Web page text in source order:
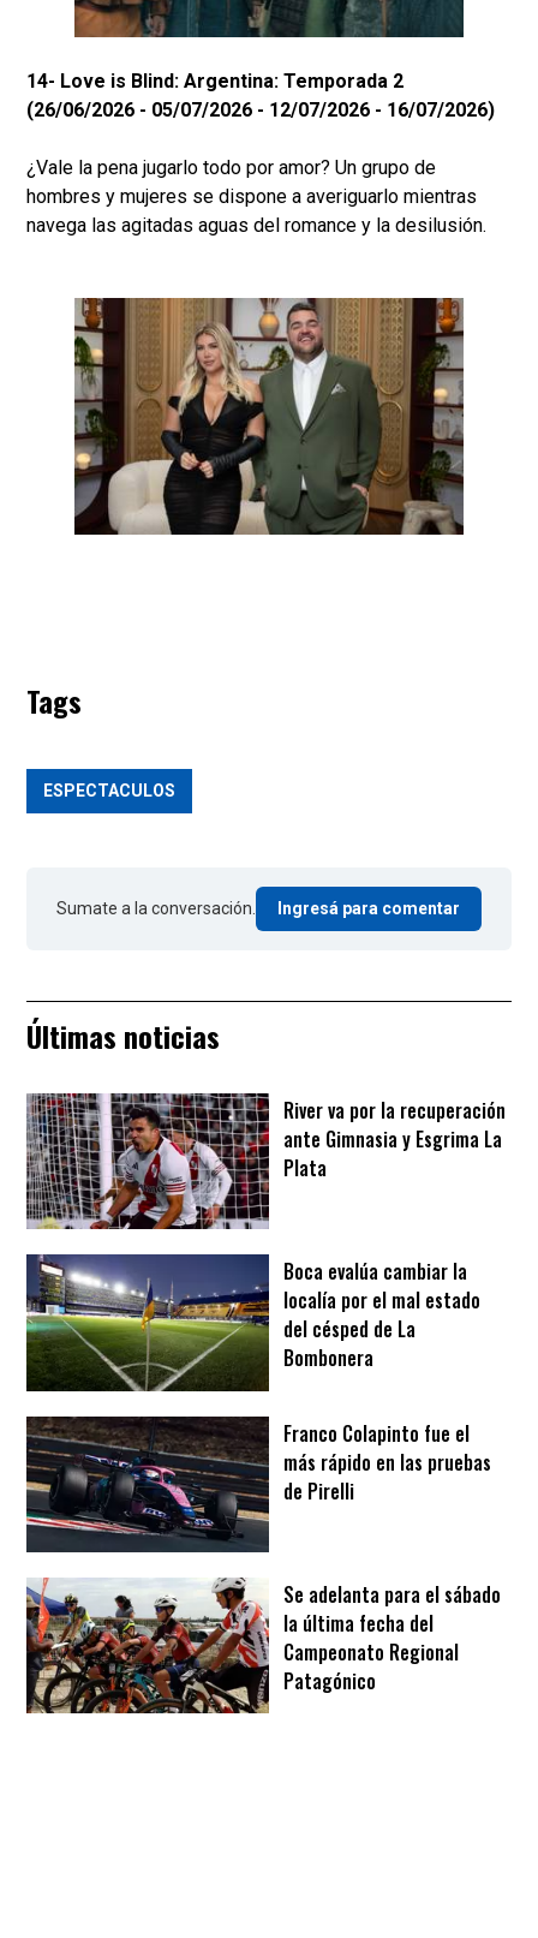
14- Love is Blind: Argentina: Temporada 2
(26/06/2026 - 05/07/2026 - 12/07/2026 - 16/07/2026)
¿Vale la pena jugarlo todo por amor? Un grupo de
hombres y mujeres se dispone a averiguarlo mientras
navega las agitadas aguas del romance y la desilusión.
Tags
ESPECTACULOS
Sumate a la conversación. Ingresá para comentar
Últimas noticias
River va por la recuperación
ante Gimnasia y Esgrima La
Plata
Boca evalúa cambiar la
localía por el mal estado
del césped de La
Bombonera
Franco Colapinto fue el
más rápido en las pruebas
de Pirelli
Se adelanta para el sábado
la última fecha del
Campeonato Regional
Patagónico